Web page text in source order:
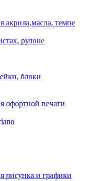
акрила,масла, темпе
рулоне
блоки
офортной печати
рисунка и графики